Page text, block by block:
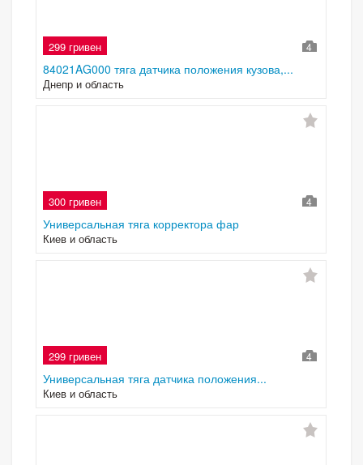
299 гривен 4
84021AG000 тяга датчика положения кузова,...
Днепр и область
300 гривен 4
Универсальная тяга корректора фар
Киев и область
299 гривен 4
Универсальная тяга датчика положения...
Киев и область